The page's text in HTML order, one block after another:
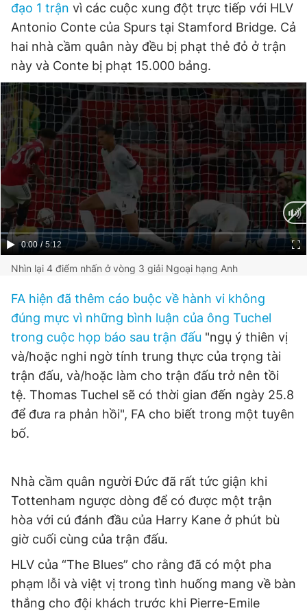
Giấy phép xuất bản số 110/GP - BTTTT cấp ngày 24.3.2020
© 2003-2026 Bản quyền thuộc về Báo Thanh Niên. Cấm sao
chép dưới mọi hình thức nếu không có sự chấp thuận bằng văn
bản. Phát triển bởi ePi Technologies, JSC.
đạo 1 trận vì các cuộc xung đột trực tiếp với HLV
Antonio Conte của Spurs tại Stamford Bridge. Cả
hai nhà cầm quân này đều bị phạt thẻ đỏ ở trận
này và Conte bị phạt 15.000 bảng.
Current
Time
0:00 / Duration
5:12
Nhìn lại 4 điểm nhấn ở vòng 3 giải Ngoại hạng Anh
FA hiện đã thêm cáo buộc về hành vi không
đúng mực vì những bình luận của ông Tuchel
trong cuộc họp báo sau trận đấu "ngụ ý thiên vị
và/hoặc nghi ngờ tính trung thực của trọng tài
trận đấu, và/hoặc làm cho trận đấu trở nên tồi
tệ. Thomas Tuchel sẽ có thời gian đến ngày 25.8
để đưa ra phản hồi", FA cho biết trong một tuyên
bố.
Nhà cầm quân người Đức đã rất tức giận khi
Tottenham ngược dòng để có được một trận
hòa với cú đánh đầu của Harry Kane ở phút bù
giờ cuối cùng của trận đấu.
HLV của “The Blues” cho rằng đã có một pha
phạm lỗi và việt vị trong tình huống mang về bàn
thắng cho đội khách trước khi Pierre-Emile